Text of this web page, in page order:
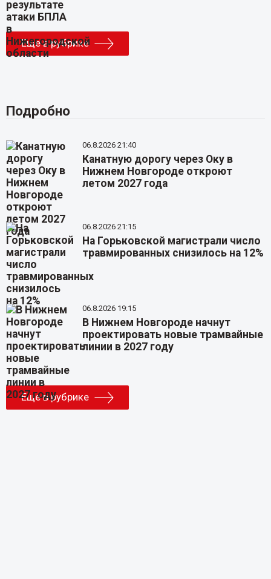
Еще в рубрике
Подробно
06.8.2026 21:40
Канатную дорогу через Оку в
Нижнем Новгороде откроют
летом 2027 года
06.8.2026 21:15
На Горьковской магистрали число
травмированных снизилось на 12%
06.8.2026 19:15
В Нижнем Новгороде начнут
проектировать новые трамвайные
линии в 2027 году
Еще в рубрике